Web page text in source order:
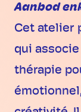
Aanbod
Cet atelier
qui
thérapie